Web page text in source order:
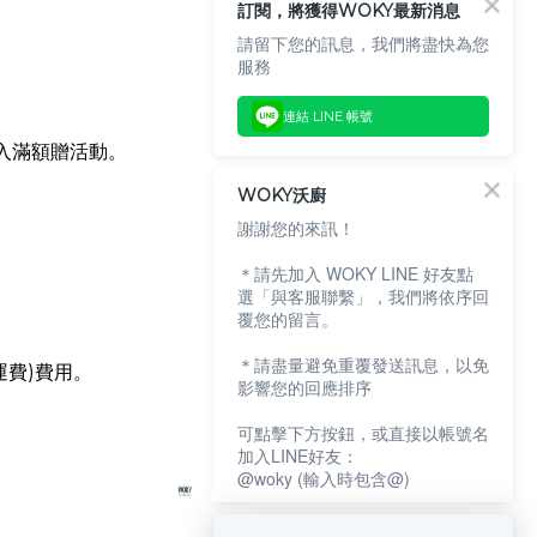
額贈活動。
)費用。
訂閱，將獲得WOKY最新消息
請留下您的訊息，我們將盡快為您
服務
連結 LINE 帳號
WOKY沃廚
謝謝您的來訊！
＊請先加入 WOKY LINE 好友點
選「與客服聯繫」，我們將依序回
覆您的留言。
＊請盡量避免重覆發送訊息，以免
影響您的回應排序
可點擊下方按鈕，或直接以帳號名
加入LINE好友：
@woky (輸入時包含@)